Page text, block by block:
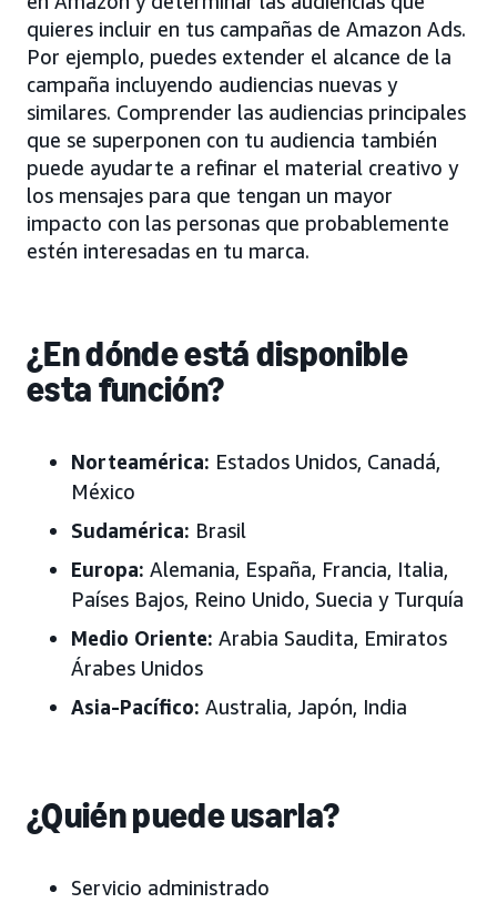
quieres incluir en tus campañas de Amazon Ads.
Por ejemplo, puedes extender el alcance de la
campaña incluyendo audiencias nuevas y
similares. Comprender las audiencias principales
que se superponen con tu audiencia también
puede ayudarte a refinar el material creativo y
los mensajes para que tengan un mayor
impacto con las personas que probablemente
estén interesadas en tu marca.
¿En dónde está disponible
esta función?
Norteamérica: Estados Unidos, Canadá,
México
Sudamérica: Brasil
Europa: Alemania, España, Francia, Italia,
Países Bajos, Reino Unido, Suecia y Turquía
Medio Oriente: Arabia Saudita, Emiratos
Árabes Unidos
Asia-Pacífico: Australia, Japón, India
¿Quién puede usarla?
Servicio administrado